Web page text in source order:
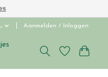
Aanmelden / Inloggen